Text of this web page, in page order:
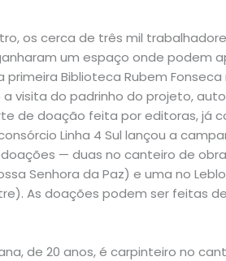
os cerca de três mil
um espaço onde podem
Biblioteca Rubem
visita do padrinho do projeto,
de doação feita por editoras, já
Linha 4 Sul lançou a
— duas no canteiro de
Senhora da Paz) e uma no
As doações podem ser feitas
de 20 anos, é carpinteiro no